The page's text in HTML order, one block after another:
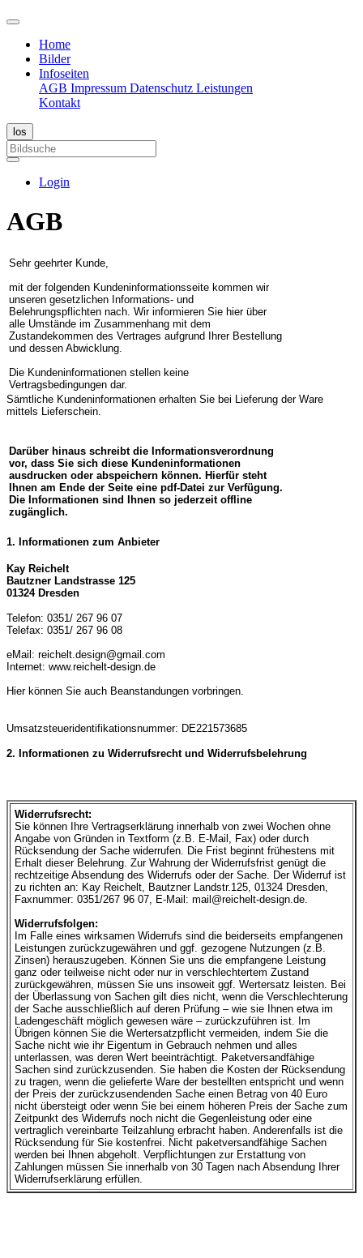
Home
Bilder
Infoseiten
AGB Impressum Datenschutz Leistungen
Kontakt
Login
AGB
Sehr geehrter Kunde,
mit der folgenden Kundeninformationsseite kommen wir
unseren gesetzlichen Informations- und
Belehrungspflichten nach. Wir informieren Sie hier über
alle Umstände im Zusammenhang mit dem
Zustandekommen des Vertrages aufgrund Ihrer Bestellung
und dessen Abwicklung.
Die Kundeninformationen stellen keine
Vertragsbedingungen dar.
Sämtliche Kundeninformationen erhalten Sie bei Lieferung der Ware
mittels Lieferschein.
Darüber hinaus schreibt die Informationsverordnung
vor, dass Sie sich diese Kundeninformationen
ausdrucken oder abspeichern können. Hierfür steht
Ihnen am Ende der Seite eine pdf-Datei zur Verfügung.
Die Informationen sind Ihnen so jederzeit offline
zugänglich.
1. Informationen zum Anbieter
Kay Reichelt
Bautzner Landstrasse 125
01324 Dresden
Telefon: 0351/ 267 96 07
Telefax: 0351/ 267 96 08
eMail: reichelt.design@gmail.com
Internet: www.reichelt-design.de
Hier können Sie auch Beanstandungen vorbringen.
Umsatzsteueridentifikationsnummer: DE221573685
2. Informationen zu Widerrufsrecht und Widerrufsbelehrung
Widerrufsrecht:
Sie können Ihre Vertragserklärung innerhalb von zwei Wochen ohne
Angabe von Gründen in Textform (z.B. E-Mail, Fax) oder durch
Rücksendung der Sache widerrufen. Die Frist beginnt frühestens mit
Erhalt dieser Belehrung. Zur Wahrung der Widerrufsfrist genügt die
rechtzeitige Absendung des Widerrufs oder der Sache. Der Widerruf ist
zu richten an: Kay Reichelt, Bautzner Landstr.125, 01324 Dresden,
Faxnummer: 0351/267 96 07, E-Mail: mail@reichelt-design.de.
Widerrufsfolgen:
Im Falle eines wirksamen Widerrufs sind die beiderseits empfangenen
Leistungen zurückzugewähren und ggf. gezogene Nutzungen (z.B.
Zinsen) herauszugeben. Können Sie uns die empfangene Leistung
ganz oder teilweise nicht oder nur in verschlechtertem Zustand
zurückgewähren, müssen Sie uns insoweit ggf. Wertersatz leisten. Bei
der Überlassung von Sachen gilt dies nicht, wenn die Verschlechterung
der Sache ausschließlich auf deren Prüfung – wie sie Ihnen etwa im
Ladengeschäft möglich gewesen wäre – zurückzuführen ist. Im
Übrigen können Sie die Wertersatzpflicht vermeiden, indem Sie die
Sache nicht wie ihr Eigentum in Gebrauch nehmen und alles
unterlassen, was deren Wert beeinträchtigt. Paketversandfähige
Sachen sind zurückzusenden. Sie haben die Kosten der Rücksendung
zu tragen, wenn die gelieferte Ware der bestellten entspricht und wenn
der Preis der zurückzusendenden Sache einen Betrag von 40 Euro
nicht übersteigt oder wenn Sie bei einem höheren Preis der Sache zum
Zeitpunkt des Widerrufs noch nicht die Gegenleistung oder eine
vertraglich vereinbarte Teilzahlung erbracht haben. Anderenfalls ist die
Rücksendung für Sie kostenfrei. Nicht paketversandfähige Sachen
werden bei Ihnen abgeholt. Verpflichtungen zur Erstattung von
Zahlungen müssen Sie innerhalb von 30 Tagen nach Absendung Ihrer
Widerrufserklärung erfüllen.